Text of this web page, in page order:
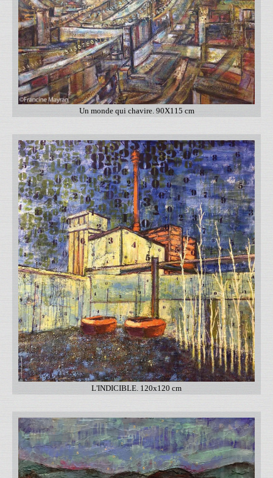
Un monde qui chavire. 90X115 cm
L'INDICIBLE. 120x120 cm